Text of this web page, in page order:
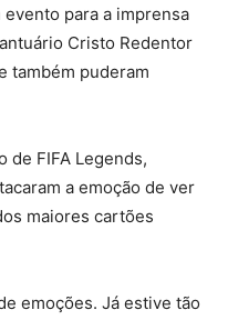
para a imprensa
Cristo Redentor
também puderam
de FIFA Legends,
a emoção de ver
maiores cartões
emoções. Já estive tão